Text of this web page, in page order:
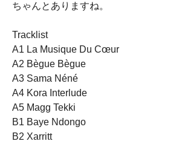
ちゃんとありますね。
Tracklist
A1 La Musique Du C​œ​ur
A2 Bègue Bègue
A3 Sama N​é​né
A4 Kora Interlude
A5 Magg Tekki
B1 Baye Ndongo
B2 Xarritt